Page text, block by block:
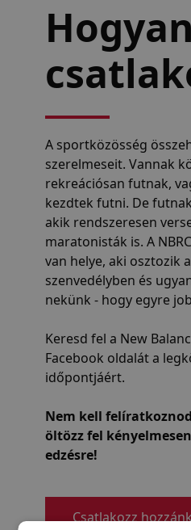
Hogyan
A sportközösség
szerelmeseit. Vannak
rekreációsan futnak,
kezdtek futni. De
akik rendszeresen
maratonisták is. A
van helye, aki osztozik
szenvedélyben és
nekünk - hogy egyre
Keresd fel a New
Facebook oldalát a
időpontjáért.
Nem kell
öltözz fel
edzésre!
Csatlakozz